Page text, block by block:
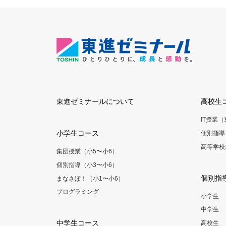
東進ゼミナールについて
小学生コース
集団授業（小5〜小6）
個別指導（小3〜小6）
まなさぽ！（小1〜小6）
プログラミング
中学生コース
高校生
IT授業
個別指
高等学
個別指
小学生
中学生
高校生